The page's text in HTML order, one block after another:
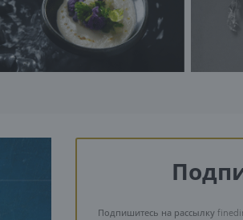
Подпишитесь на рассылку